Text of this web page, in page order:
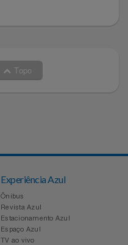
Topo
Experiência Azul
Ônibus
Revista Azul
Estacionamento Azul
Espaço Azul
TV ao vivo